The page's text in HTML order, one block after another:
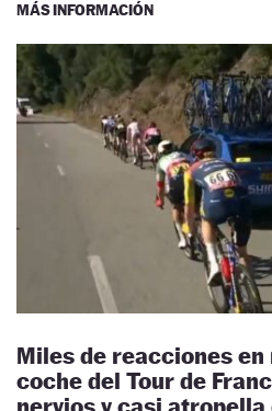
MÁS INFORMACIÓN
Miles de reacciones
coche del Tour de